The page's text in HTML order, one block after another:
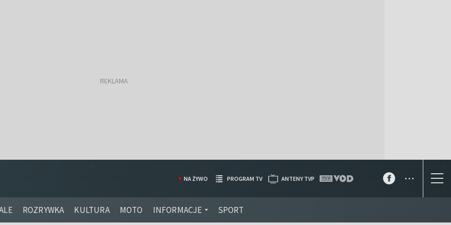
ROZRYWKA KULTURA MOTO INFORMACJE SPORT
NA ŻYWO PROGRAM TV ANTENY TVP ...